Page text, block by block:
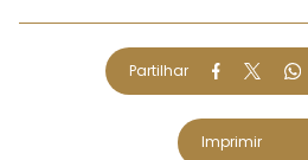
Partilhar
Imprimir